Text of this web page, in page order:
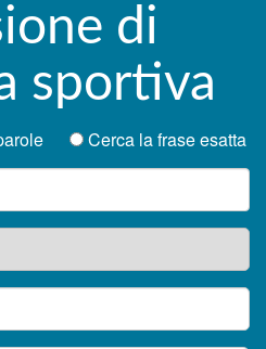
di
sportiva
parole
Cerca la frase esatta